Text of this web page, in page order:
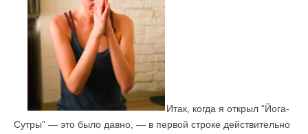
Итак, когда я открыл “Йога-
Сутры” — это было давно, — в первой строке действительно